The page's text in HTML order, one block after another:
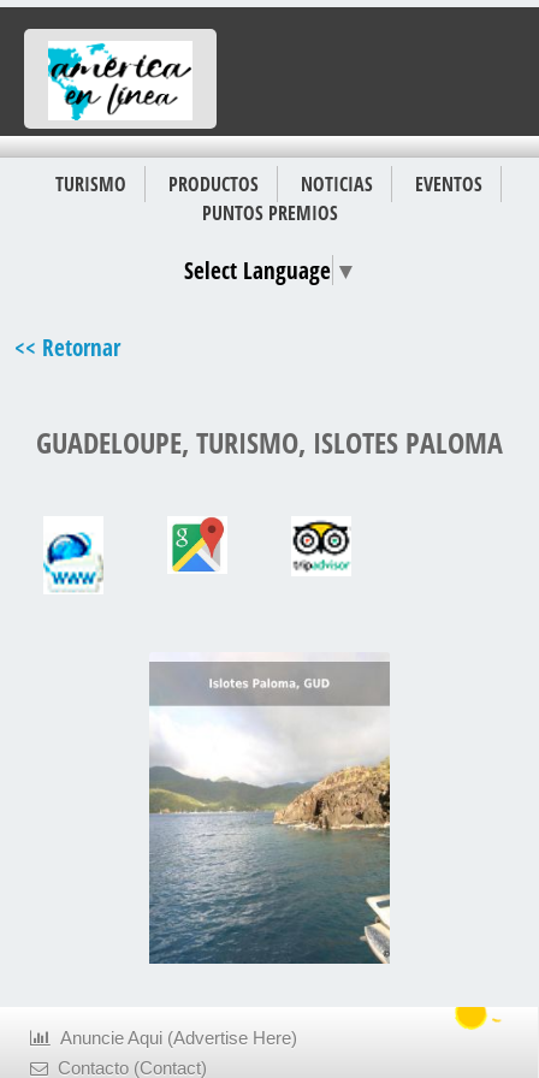
TURISMO PRODUCTOS NOTICIAS
EVENTOS
PUNTOS PREMIOS
Select Language ▼
<< Retornar
GUADELOUPE, TURISMO, ISLOTES PALOMA
Anuncie Aqui (Advertise Here)
Contacto (Contact)